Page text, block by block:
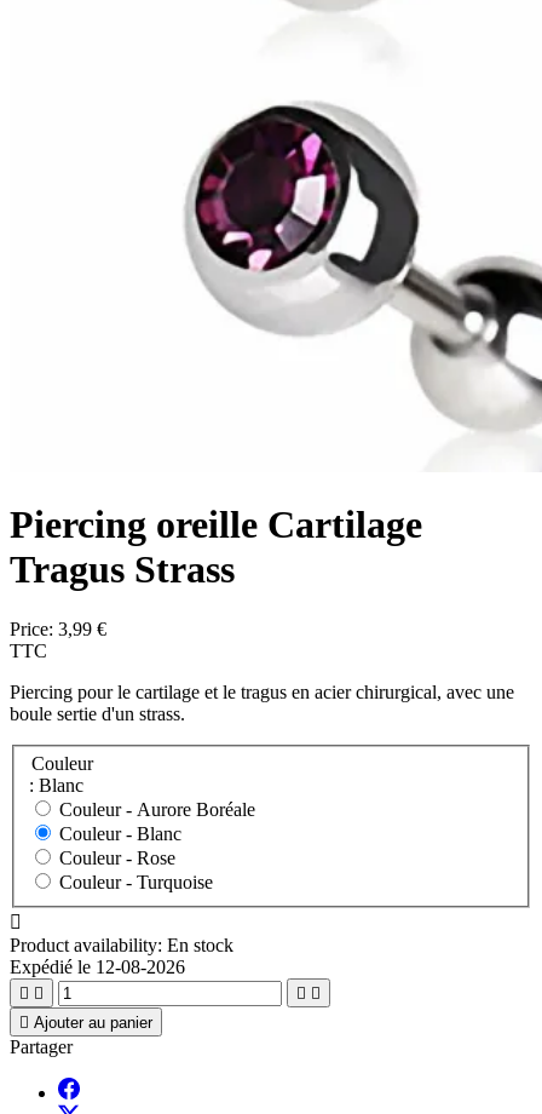
Piercing oreille Cartilage
Tragus Strass
Price: 3,99 €
TTC
Piercing pour le cartilage et le tragus en acier chirurgical, avec une
boule sertie d'un strass.
Couleur
: Blanc
Couleur - Aurore Boréale
Couleur - Blanc
Couleur - Rose
Couleur - Turquoise

Product availability: En stock
Expédié le 12-08-2026
   
 Ajouter au panier
Partager